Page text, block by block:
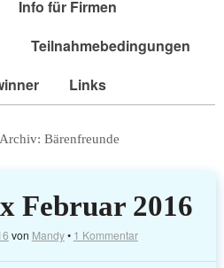
Info für Firmen
Teilnahmebedingungen
Links
Bärenfreunde
Februar 2016
von Mandy• 1 Kommentar